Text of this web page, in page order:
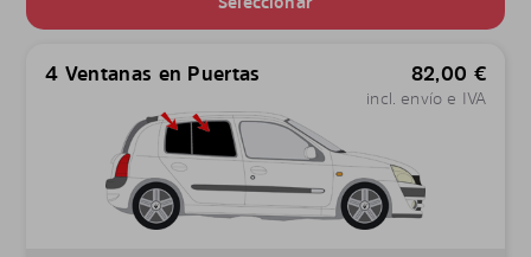
4 Ventanas en Puertas 82,00 €
incl. envío e IVA